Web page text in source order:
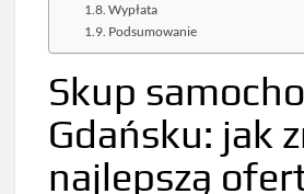
Wypłata
Podsumowanie
Skup
Gdańsku: jak
najlepszą